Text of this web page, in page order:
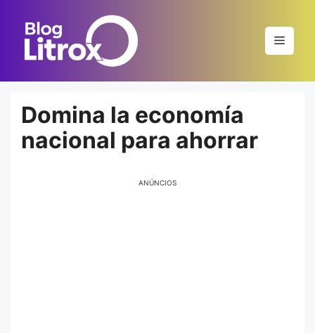
contenido
Menú
Domina la economía
nacional para ahorrar
ANÚNCIOS